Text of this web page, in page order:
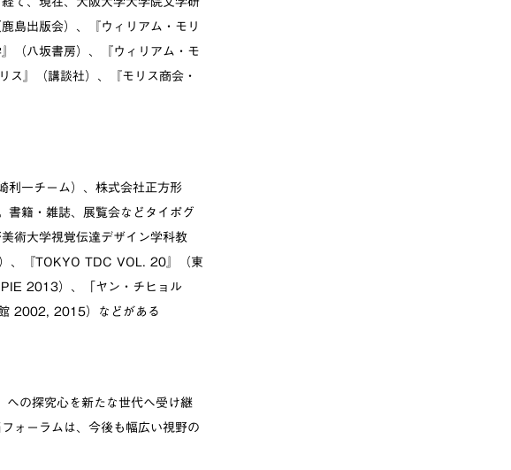
島出版会）、『ウィリアム・モリ
（八坂書房）、『ウィリアム・モ
ス』（講談社）、『モリス商会・
利一チーム）、株式会社正方形
書籍・雑誌、展覧会などタイポグ
術大学視覚伝達デザイン学科教
、『TOKYO TDC VOL. 20』（東
2013）、「ヤン・チヒョル
2002, 2015）などがある
への探究心を新たな世代へ受け継
ォーラムは、今後も幅広い視野の